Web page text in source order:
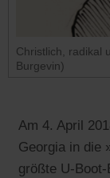
Christlich, radikal
Burgevin)
Am 4. April
Georgia in die
größte U-